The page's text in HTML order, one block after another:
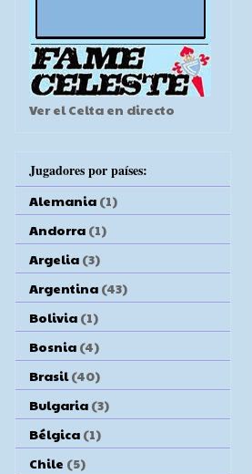
Ver el Celta en directo
Jugadores por países:
Alemania (1)
Andorra (1)
Argelia (3)
Argentina (43)
Bolivia (1)
Bosnia (4)
Brasil (40)
Bulgaria (3)
Bélgica (1)
Chile (5)